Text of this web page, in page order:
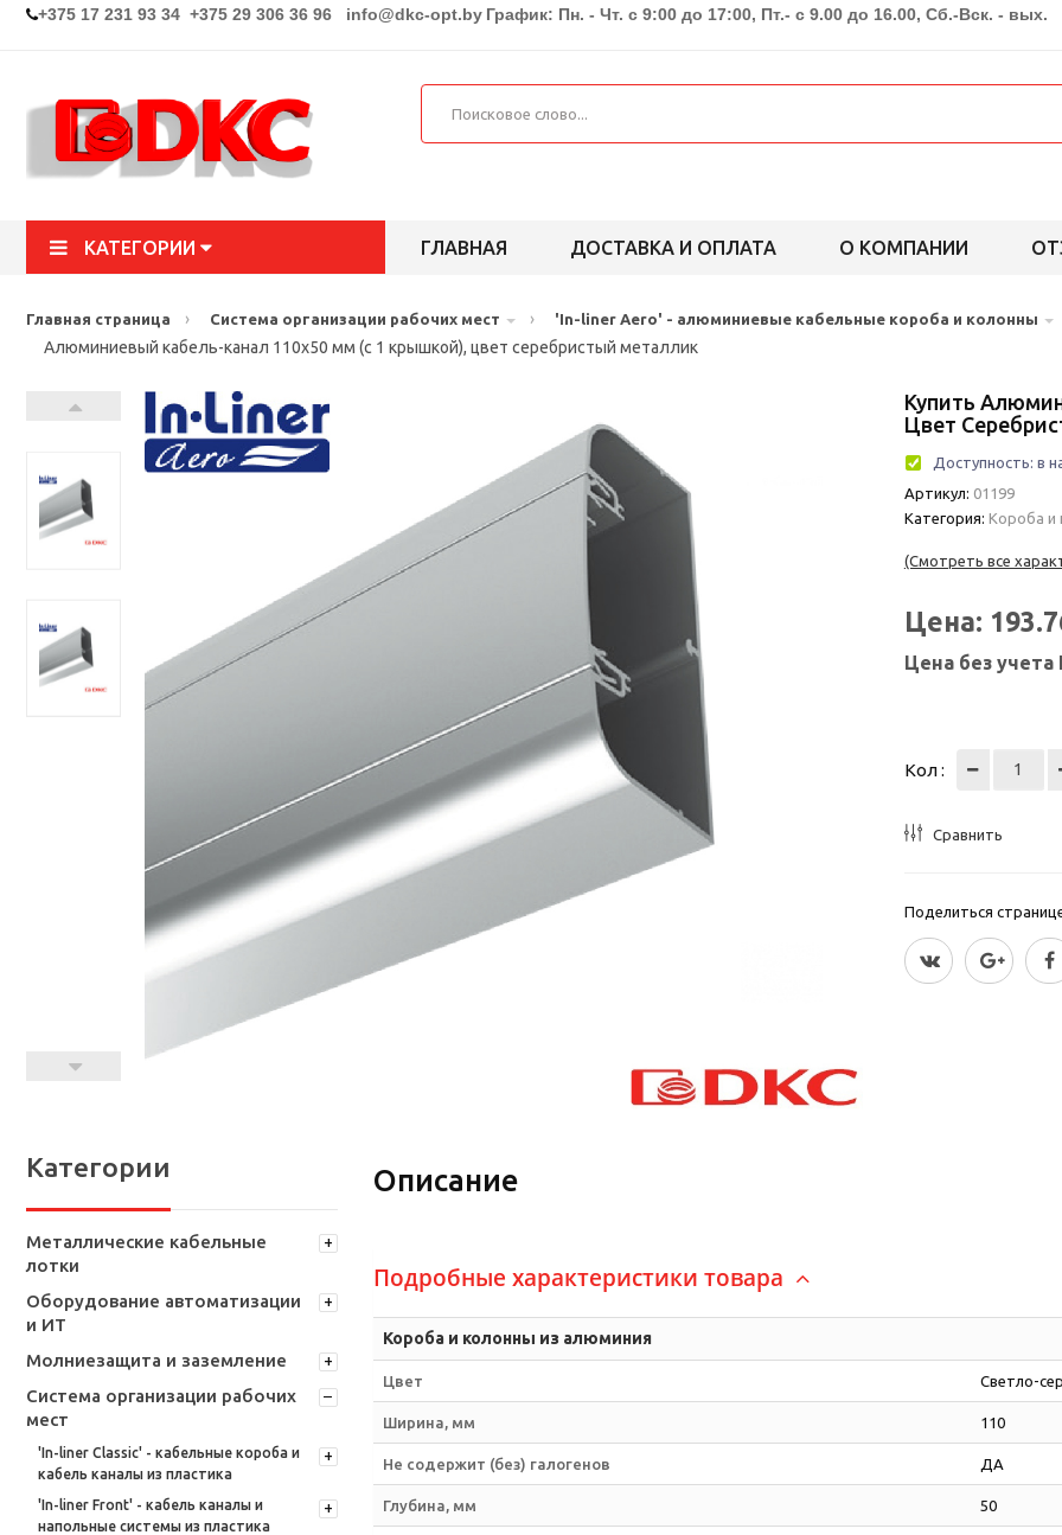
+375 17 231 93 34 +375 29 306 36 96 info@dkc-opt.by График: Пн. - Чт. с 9:00 до 17:00, Пт.- с 9.00 до 16.00, Сб.-Вск. - вых.
КАТЕГОРИИ ГЛАВНАЯ ДОСТАВКА И ОПЛАТА О КОМПАНИИ
Главная страница › Система организации рабочих мест › 'In-liner Aero' - алюминиевые кабельные короба и колонны
Алюминиевый кабель-канал 110х50 мм (с 1 крышкой), цвет серебристый металлик
Купить
Цвет
Доступность: в
Артикул: 01199
Категория: Короба и
(Смотреть все
Цена:
Цена без
Кол :
Сравнить
Поделиться
Категории
Металлические кабельные
лотки
Оборудование автоматизации
и ИТ
Молниезащита и заземление
Система организации рабочих
мест
'In-liner Classic' - кабельные короба и
кабель каналы из пластика
'In-liner Front' - кабель каналы и
напольные системы из пластика
Описание
Подробные характеристики товара
Короба и колонны из алюминия
Цвет Светло-
Ширина, мм 110
Не содержит (без) галогенов ДА
Глубина, мм 50